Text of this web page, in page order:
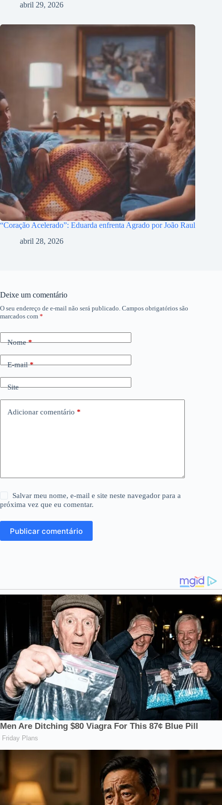
abril 29, 2026
“Coração Acelerado”: Eduarda enfrenta Agrado por João Raul
abril 28, 2026
Deixe um comentário
O seu endereço de e-mail não será publicado. Campos obrigatórios são
marcados com *
Nome*
E-mail*
Site
Adicionar comentário *
Salvar meu nome, e-mail e site neste navegador para a
próxima vez que eu comentar.
Publicar comentário